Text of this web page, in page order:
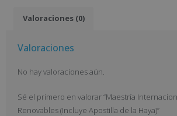
Valoraciones (0)
Valoraciones
No hay valoraciones aún.
Sé el primero en valorar “Maestría
Renovables (Incluye Apostilla de la Haya)”